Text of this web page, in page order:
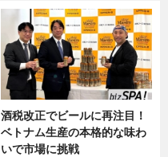
酒税改正でビールに再注目！
ベトナム生産の本格的な味わ
いで市場に挑戦